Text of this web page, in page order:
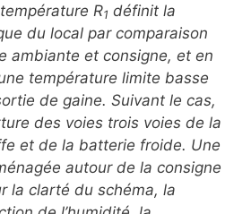
R1 définit la
du local par comparaison
ambiante et consigne, et en
température limite basse
de gaine. Suivant le cas,
des voies trois voies de la
et de la batterie froide. Une
autour de la consigne
la clarté du schéma, la